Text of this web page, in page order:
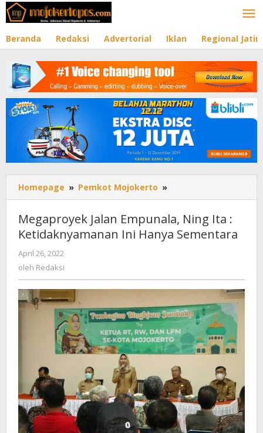
Lewati
ke
Beranda Redaksi Advertorial Iklan Regional Jatim
Homepage » Pemkot Mojokerto »
Jalan
Empunala,
Ning
Ita
Megaproyek Jalan Empunala, Ning Ita :
Ketidaknyamanan Ini Hanya Sementara
April 26, 2022
oleh Redaksi